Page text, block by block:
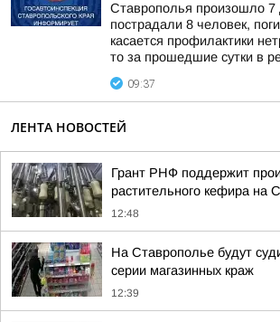
Ставрополья произошло 7
пострадали 8 человек,
касается профилактики
то за прошедшие сутки в
09:37
ЛЕНТА НОВОСТЕЙ
Грант РНФ поддержит
растительного кефира на
12:48
На Ставрополье будут
серии магазинных краж
12:39